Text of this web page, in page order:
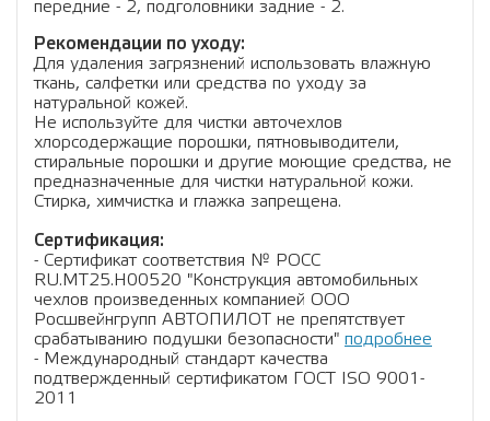
передние - 2, подголовники задние - 2.
Рекомендации по уходу:
Для удаления загрязнений использовать влажную
ткань, салфетки или средства по уходу за
натуральной кожей.
Не используйте для чистки авточехлов
хлорсодержащие порошки, пятновыводители,
стиральные порошки и другие моющие средства, не
предназначенные для чистки натуральной кожи.
Стирка, химчистка и глажка запрещена.
Сертификация:
- Сертификат соответствия № РОСС
RU.МТ25.Н00520 "Конструкция автомобильных
чехлов произведенных компанией ООО
Росшвейнгрупп АВТОПИЛОТ не препятствует
срабатыванию подушки безопасности" подробнее
- Международный стандарт качества
подтвержденный сертификатом ГОСТ ISO 9001-
2011